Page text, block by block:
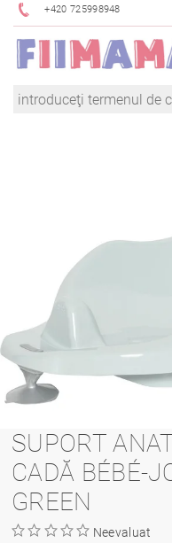
+420 725998948
SUPORT
CADĂ BÉBÉ-
GREEN
Neevaluat